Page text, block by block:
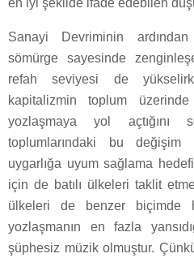
en iyi şekilde ifade edebilen
Sanayi Devriminin
sömürge sayesinde
refah seviyesi de
kapitalizmin toplum
yozlaşmaya yol açtığını
toplumlarındaki bu değişim
uygarlığa uyum sağlama
için de batılı ülkeleri taklit
ülkeleri de benzer biçimde
yozlaşmanın en fazla
şüphesiz müzik olmuştur.